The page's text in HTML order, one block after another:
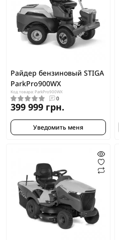
Райдер бензиновый STIGA
ParkPro900WX
Код товара: ParkPro900WX
0
399 999 грн.
Уведомить меня